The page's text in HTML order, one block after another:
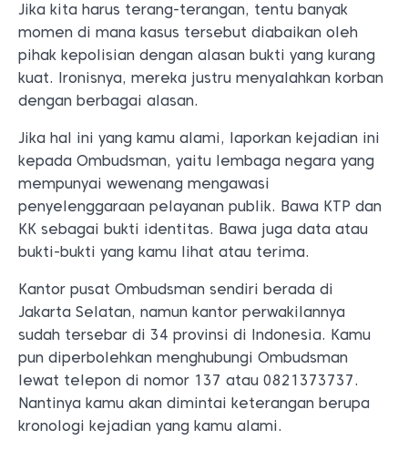
Jika kita harus terang-terangan, tentu banyak
momen di mana kasus tersebut diabaikan oleh
pihak kepolisian dengan alasan bukti yang kurang
kuat. Ironisnya, mereka justru menyalahkan korban
dengan berbagai alasan.
Jika hal ini yang kamu alami, laporkan kejadian ini
kepada Ombudsman, yaitu lembaga negara yang
mempunyai wewenang mengawasi
penyelenggaraan pelayanan publik. Bawa KTP dan
KK sebagai bukti identitas. Bawa juga data atau
bukti-bukti yang kamu lihat atau terima.
Kantor pusat Ombudsman sendiri berada di
Jakarta Selatan, namun kantor perwakilannya
sudah tersebar di 34 provinsi di Indonesia. Kamu
pun diperbolehkan menghubungi Ombudsman
lewat telepon di nomor 137 atau 0821373737.
Nantinya kamu akan dimintai keterangan berupa
kronologi kejadian yang kamu alami.